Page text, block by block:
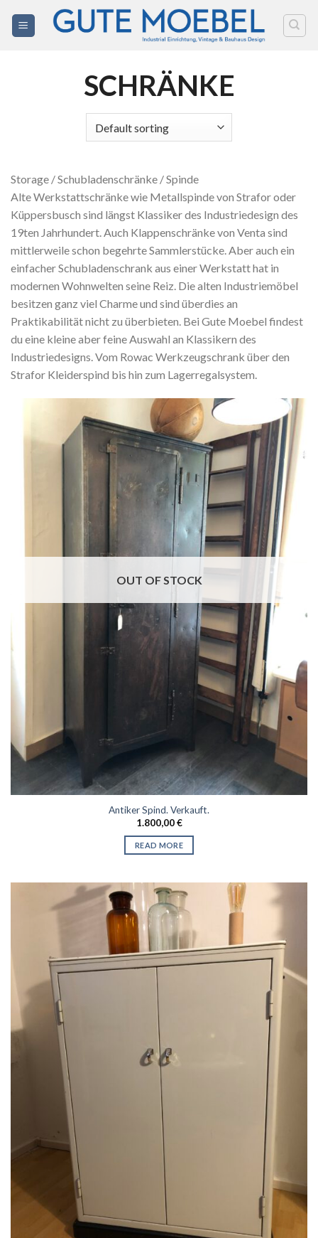
Inhalt
SCHRÄNKE
Storage / Schubladenschränke / Spinde
Alte Werkstattschränke wie Metallspinde von Strafor oder
Küppersbusch sind längst Klassiker des Industriedesign des
19ten Jahrhundert. Auch Klappenschränke von Venta sind
mittlerweile schon begehrte Sammlerstücke. Aber auch ein
einfacher Schubladenschrank aus einer Werkstatt hat in
modernen Wohnwelten seine Reiz. Die alten Industriemöbel
besitzen ganz viel Charme und sind überdies an
Praktikabilität nicht zu überbieten. Bei Gute Moebel findest
du eine kleine aber feine Auswahl an Klassikern des
Industriedesigns. Vom Rowac Werkzeugschrank über den
Strafor Kleiderspind bis hin zum Lagerregalsystem.
OUT OF STOCK
Antiker Spind. Verkauft.
1.800,00€
READ MORE